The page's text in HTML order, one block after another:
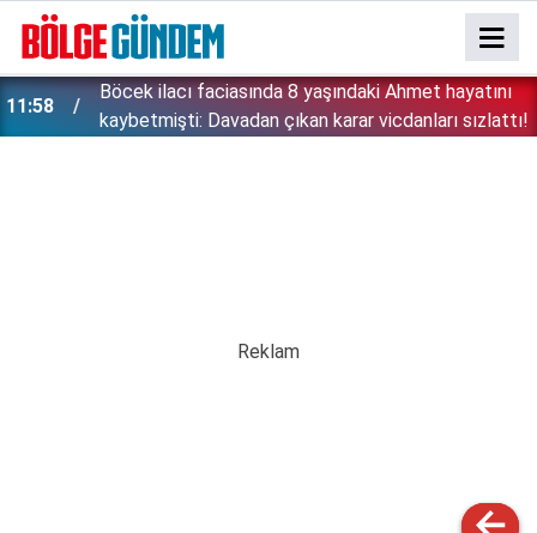
11:58
Böcek ilacı faciasında 8 yaşındaki Ahmet hayatını
kaybetmişti: Davadan çıkan karar vicdanları sızlattı!